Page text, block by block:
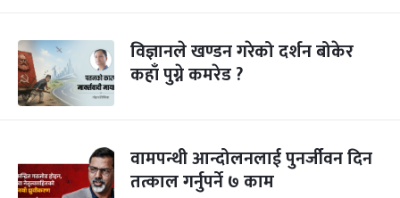
विज्ञानले खण्डन गरेको दर्शन बोकेर
कहाँ पुग्ने कमरेड ?
वामपन्थी आन्दोलनलाई पुनर्जीवन दिन
तत्काल गर्नुपर्ने ७ काम